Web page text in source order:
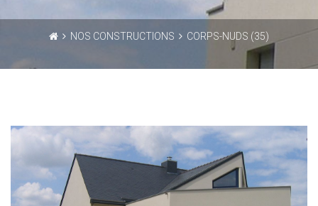
NOS CONSTRUCTIONS CORPS-NUDS (35)